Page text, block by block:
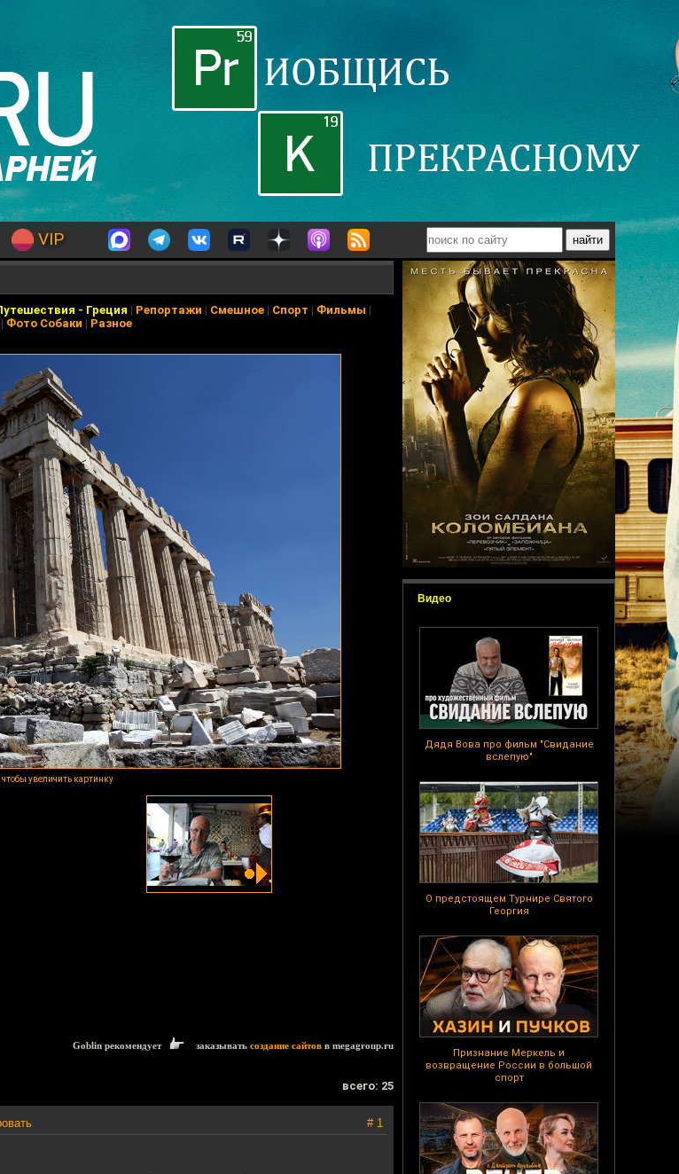
VIP
Видео
Дядя Вова про фильм "Свидание
вслепую"
О предстоящем Турнире Святого
Георгия
Признание Меркель и
возвращение России в большой
спорт
- Греция | Репортажи | Смешное | Спорт | Фильмы |
Фото Собаки | Разное
увеличить картинку
Goblin рекомендует заказывать создание сайтов в megagroup.ru
всего: 25
# 1